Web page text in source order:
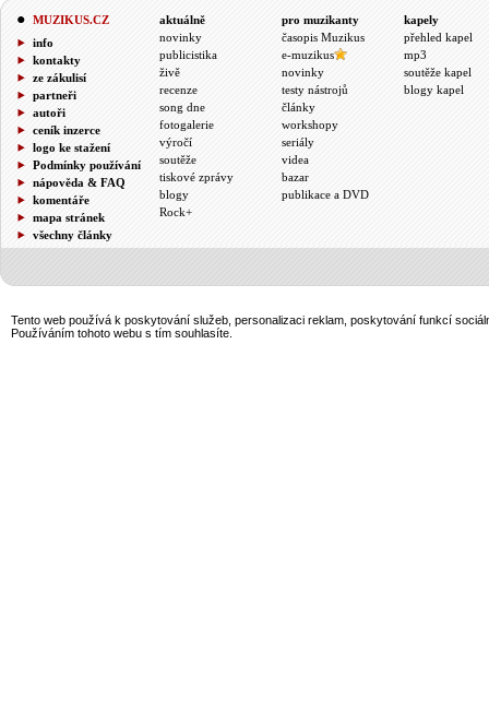
MUZIKUS.CZ
info
kontakty
ze zákulisí
partneři
autoři
ceník inzerce
logo ke stažení
Podmínky používání
nápověda & FAQ
komentáře
mapa stránek
všechny články
aktuálně
novinky
publicistika
živě
recenze
song dne
fotogalerie
výročí
soutěže
tiskové zprávy
blogy
Rock+
pro muzikanty
časopis Muzikus
e-muzikus
novinky
testy nástrojů
články
workshopy
seriály
videa
bazar
publikace a DVD
kapely
přehled kapel
mp3
soutěže kapel
blogy kapel
Tento web používá k poskytování služeb, personalizaci reklam, poskytování funkcí
Používáním tohoto webu s tím souhlasíte.